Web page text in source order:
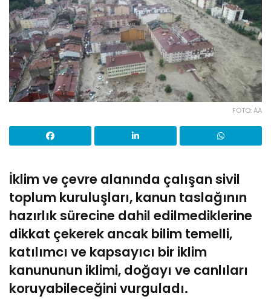
FOTO: AA
İklim ve çevre alanında çalışan sivil
toplum kuruluşları, kanun taslağının
hazırlık sürecine dahil edilmediklerine
dikkat çekerek ancak bilim temelli,
katılımcı ve kapsayıcı bir iklim
kanununun iklimi, doğayı ve canlıları
koruyabileceğini vurguladı.